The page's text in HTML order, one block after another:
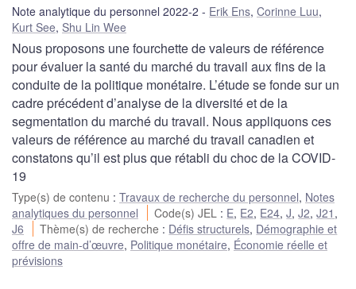
Note analytique du personnel 2022-2 Erik Ens, Corinne Luu,
Kurt See, Shu Lin Wee
Nous proposons une fourchette de valeurs de référence
pour évaluer la santé du marché du travail aux fins de la
conduite de la politique monétaire. L’étude se fonde sur un
cadre précédent d’analyse de la diversité et de la
segmentation du marché du travail. Nous appliquons ces
valeurs de référence au marché du travail canadien et
constatons qu’il est plus que rétabli du choc de la COVID-
19
Type(s) de contenu : Travaux de recherche du personnel, Notes
analytiques du personnel
Code(s) JEL : E, E2, E24,J,J2,J21 ,
J6
Thème(s) de recherche : Défis structurels, Démographie et
offre de main-d’œuvre, Politique monétaire, Économie réelle et
prévisions